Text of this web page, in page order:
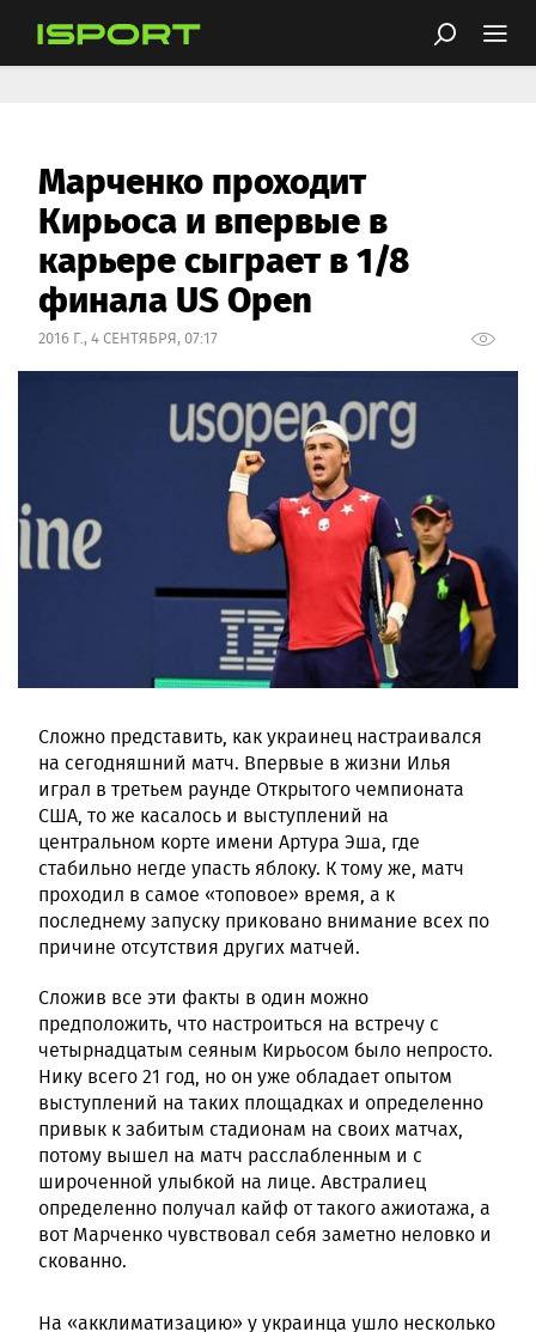
Марченко проходит
Кирьоса и впервые в
карьере сыграет в 1/8
финала US Open
2016 Г., 4 СЕНТЯБРЯ, 07:17
Сложно представить, как украинец настраивался
на сегодняшний матч. Впервые в жизни Илья
играл в третьем раунде Открытого чемпионата
США, то же касалось и выступлений на
центральном корте имени Артура Эша, где
стабильно негде упасть яблоку. К тому же, матч
проходил в самое «топовое» время, а к
последнему запуску приковано внимание всех по
причине отсутствия других матчей.
Сложив все эти факты в один можно
предположить, что настроиться на встречу с
четырнадцатым сеяным Кирьосом было непросто.
Нику всего 21 год, но он уже обладает опытом
выступлений на таких площадках и определенно
привык к забитым стадионам на своих матчах,
потому вышел на матч расслабленным и с
широченной улыбкой на лице. Австралиец
определенно получал кайф от такого ажиотажа, а
вот Марченко чувствовал себя заметно неловко и
скованно.
На «акклиматизацию» у украинца ушло несколько